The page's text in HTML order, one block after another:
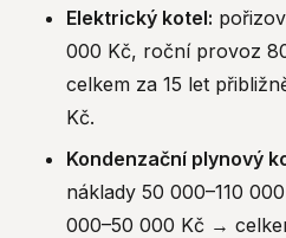
Elektrický kotel:
000 Kč, roční provoz
celkem za 15 let
Kč.
Kondenzační plynový
náklady 50 000–110
000–50 000 Kč →